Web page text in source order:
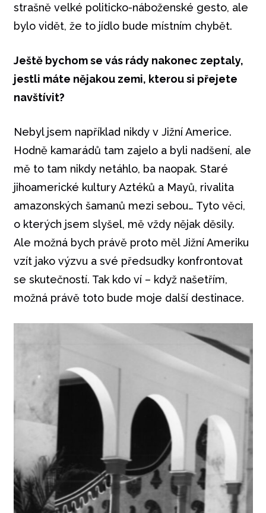
strašně velké politicko-náboženské gesto, ale
bylo vidět, že to jídlo bude místním chybět.
Ještě bychom se vás rády nakonec zeptaly,
jestli máte nějakou zemi, kterou si přejete
navštívit?
Nebyl jsem například nikdy v Jižní Americe.
Hodně kamarádů tam zajelo a byli nadšení, ale
mě to tam nikdy netáhlo, ba naopak. Staré
jihoamerické kultury Aztéků a Mayů, rivalita
amazonských šamanů mezi sebou… Tyto věci,
o kterých jsem slyšel, mě vždy nějak děsily.
Ale možná bych právě proto měl Jižní Ameriku
vzít jako výzvu a své předsudky konfrontovat
se skutečností. Tak kdo ví – když našetřím,
možná právě toto bude moje další destinace.